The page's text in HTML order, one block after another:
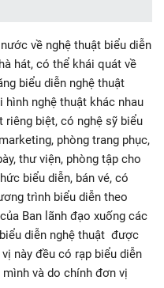
về nghệ thuật biểu diễn
hát, có thể khái quát về
biểu diễn nghệ thuật
nghệ thuật khác nhau
riêng biệt, có nghệ sỹ biểu
phòng trang phục,
thư viện, phòng tập cho
biểu diễn, bán vé, có
trình biểu diễn theo
Ban lãnh đạo xuống các
diễn nghệ thuật được
này đều có rạp biểu diễn
và do chính đơn vị